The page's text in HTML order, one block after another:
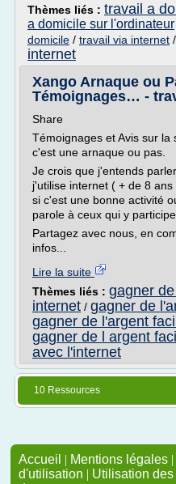
Thèmes liés : travail a
a domicile sur l'ordinateur
domicile / travail via internet /
internet
Xango Arnaque ou
Témoignages… -
Share
Témoignages et Avis sur
c'est une arnaque ou pas.
Je crois que j'entends
j'utilise internet ( + de 8
si c'est une bonne activité
parole à ceux qui y
Partagez avec nous, en
infos...
Lire la suite
Thèmes liés : gagner
internet / gagner de
gagner de l'argent
gagner de l argent
avec l'internet
10 Ressources
Accueil | Mentions légales |
d'utilisation | Utilisation